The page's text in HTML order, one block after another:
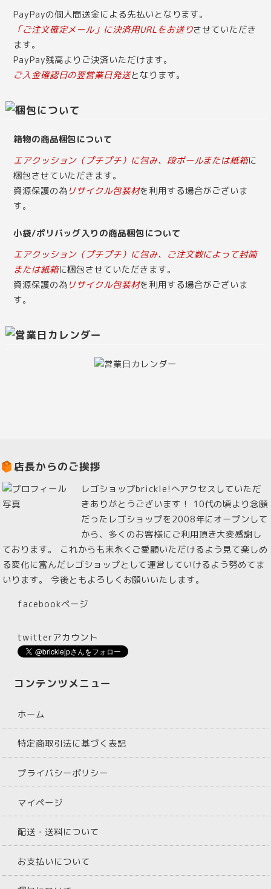
PayPayの個人間送金による先払いとなります。
「ご注文確定メール」に決済用URLをお送りさせていただき
ます。
PayPay残高よりご決済いただけます。
ご入金確認日の翌営業日発送となります。
箱物の商品梱包について
エアクッション（プチプチ）に包み、段ボールまたは紙箱に
梱包させていただきます。
資源保護の為 リサイクル包装材を利用する場合がございま
す。
小袋/ポリバッグ入りの商品梱包について
エアクッション（プチプチ）に包み、ご注文数によって封筒
または紙箱に梱包させていただきます。
資源保護の為 リサイクル包装材を利用する場合がございま
す。
店長からのご挨拶
レゴショップbrickle!へアクセスしていただ
きありがとうございます！ 10代の頃より念願
だったレゴショップを2008年にオープンして
から、多くのお客様にご利用頂き大変感謝し
ております。 これからも末永くご愛顧いただけるよう見て楽しめ
る変化に富んだレゴショップとして運営していけるよう努めてま
いります。 今後ともよろしくお願いいたします。
facebookページ
twitterアカウント
コンテンツメニュー
ホーム
特定商取引法に基づく表記
プライバシーポリシー
マイページ
配送・送料について
お支払いについて